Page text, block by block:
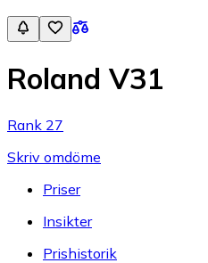
Roland V31
Rank 27
Skriv omdöme
Priser
Insikter
Prishistorik